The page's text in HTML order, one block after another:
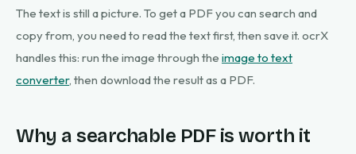
The text is still a picture. To get a PDF you can search and
copy from, you need to read the text first, then save it. ocrX
handles this: run the image through the image to text
converter, then download the result as a PDF.
Why a searchable PDF is worth it